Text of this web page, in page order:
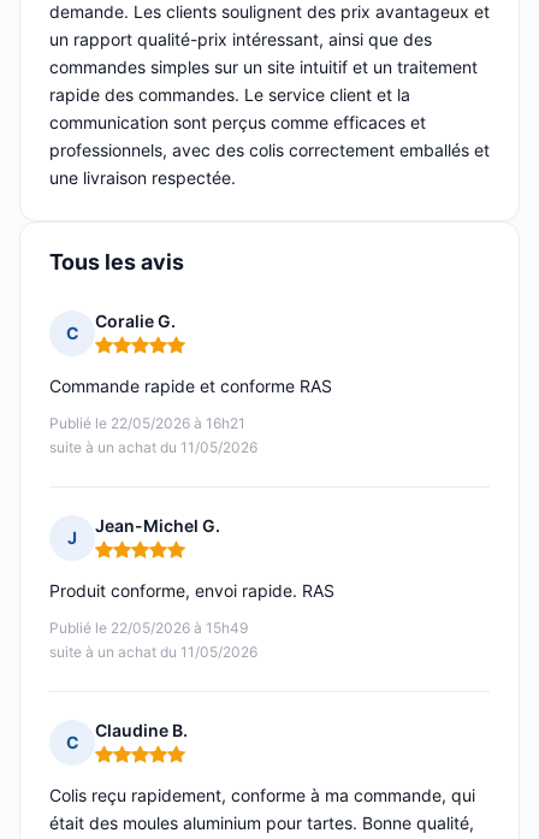
demande. Les clients soulignent des prix avantageux et
un rapport qualité-prix intéressant, ainsi que des
commandes simples sur un site intuitif et un traitement
rapide des commandes. Le service client et la
communication sont perçus comme efficaces et
professionnels, avec des colis correctement emballés et
une livraison respectée.
Tous les avis
C
Coralie G.
Note : 5 sur 5
Publié le 22/05/2026 à 16h21
suite à un achat du 11/05/2026
Commande rapide et conforme RAS
J
Jean-Michel G.
Note : 5 sur 5
Publié le 22/05/2026 à 15h49
suite à un achat du 11/05/2026
Produit conforme, envoi rapide. RAS
C
Claudine B.
Note : 5 sur 5
Colis reçu rapidement, conforme à ma commande, qui
était des moules aluminium pour tartes. Bonne qualité,